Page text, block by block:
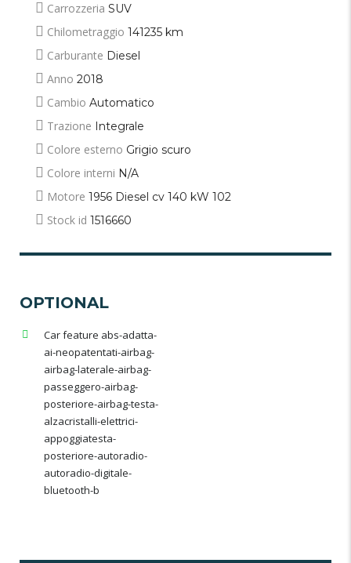
Carrozzeria SUV
Chilometraggio 141235 km
Carburante Diesel
Anno 2018
Cambio Automatico
Trazione Integrale
Colore esterno Grigio scuro
Colore interni N/A
Motore 1956 Diesel cv 140 kW 102
Stock id 1516660
OPTIONAL
Car feature abs-adatta-
ai-neopatentati-airbag-
airbag-laterale-airbag-
passeggero-airbag-
posteriore-airbag-testa-
alzacristalli-elettrici-
appoggiatesta-
posteriore-autoradio-
autoradio-digitale-
bluetooth-b